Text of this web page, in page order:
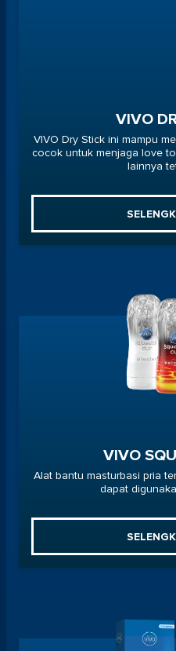
VIVO
VIVO Dry Stick ini mampu
cocok untuk menjaga love
lainnya
VIVO
Alat bantu masturbasi pria
dapat